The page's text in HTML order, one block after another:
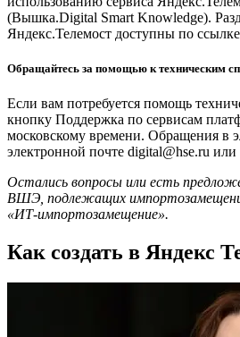
(Вышка.Digital Smart Knowledge).
Яндекс.Телемост доступны по
Обращайтесь за помощью к техническим
Если вам потребуется помощь
кнопку Поддержка по сервисам
московскому времени. Обращения в
электронной почте digital@hse.ru
Остались вопросы или есть
ВШЭ, подлежащих
«ИТ-импортозамещение».
Как создать в Яндекс